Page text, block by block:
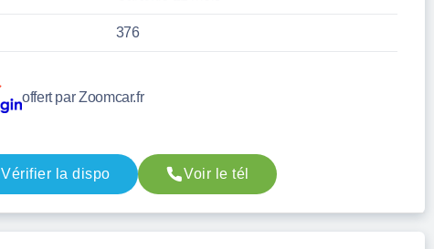
376
offert par Zoomcar.fr
Vérifier la dispo Voir le tél